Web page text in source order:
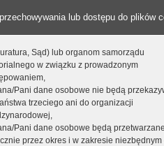
lub dostępu do plików
Sąd) lub organom samorządu
w związku z prowadzonym
Pani dane osobowe nie będą
trzeciego ani do organizacji
Pani dane osobowe będą przetwarzane
przez okres i w zakresie niezbędnym